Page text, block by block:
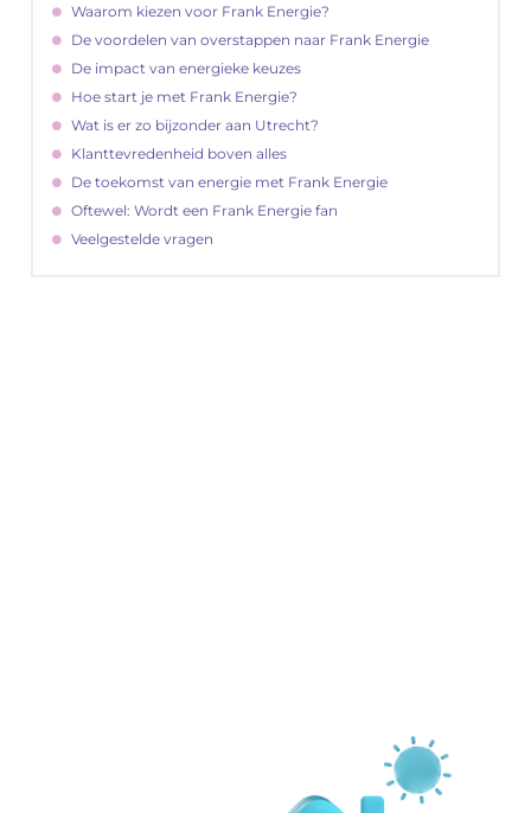
Waarom kiezen voor Frank Energie?
De voordelen van overstappen naar Frank Energie
De impact van energieke keuzes
Hoe start je met Frank Energie?
Wat is er zo bijzonder aan Utrecht?
Klanttevredenheid boven alles
De toekomst van energie met Frank Energie
Oftewel: Wordt een Frank Energie fan
Veelgestelde vragen